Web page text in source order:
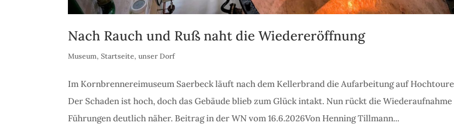
Nach Rauch und Ruß naht die Wiedereröffnung
Museum,Startseite,unser Dorf
Im Kornbrennereimuseum Saerbeck läuft nach dem Kellerbrand die Aufarbeitung auf
Der Schaden ist hoch, doch das Gebäude blieb zum Glück intakt. Nun rückt die
Führungen deutlich näher. Beitrag in der WN vom 16.6.2026Von Henning Tillmann...